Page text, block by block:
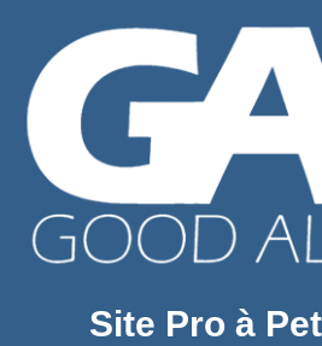
Site Pro à